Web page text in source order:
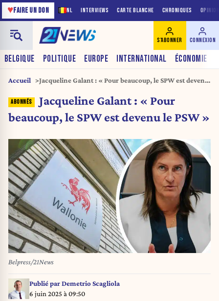
NL INTERVIEWS CARTE BLANCHE CHRONIQUES
♥FAIRE UN DON
BELGIQUE POLITIQUE EUROPE INTERNATIONAL ÉCONOMIE
S'ABONNER CONNEXION
Accueil
Jacqueline Galant : « Pour beaucoup, le SPW est devenu
Jacqueline Galant : « Pour
beaucoup, le SPW est devenu le PSW »
Belpress/21News
Publié parDemetrio Scagliola
6 juin 2025 à 09:50